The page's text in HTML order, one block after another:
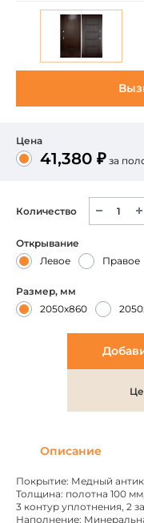
Цена
41,380 ₽ за
Количество
Открывание
Левое
Правое
Размер, мм
2050х860
Описание
Покрытие: Медный
Толщина: полотна 100
3 контур уплотнения, 2
Наполнение: